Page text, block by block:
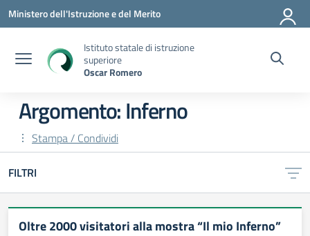
Vai ai contenuti
Vai al menu di navigazione
Vai al footer
Ministero dell'Istruzione e del Merito
Istituto statale di istruzione
superiore
Oscar Romero
Argomento: Inferno
Stampa / Condividi
FILTRI
Oltre 2000 visitatori alla mostra “Il mio Inferno”